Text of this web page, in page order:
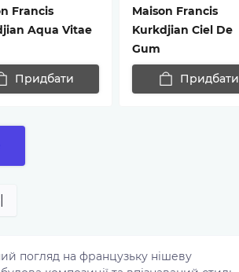
Francis
Aqua Vitae
Придбати
Maison Francis
Kurkdjian Ciel De
Gum
Придбати
погляд на французьку нішеву